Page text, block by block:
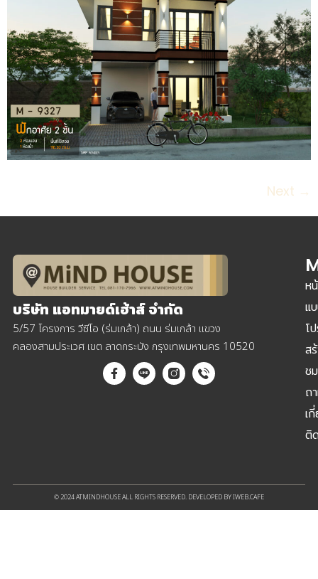
Next →
บริษัท แอทมายด์เฮ้าส์ จำกัด
5/57 โครงการ วีซีโอ (ร่มเกล้า) ถนน ร่มเกล้า แขวง
คลองสามประเวศ เขต ลาดกระบัง กรุงเทพมหานคร 10520
ห
แ
โ
ส
ช
ถ
เ
ติ
© 2024 ATMINDHOUSE ALL RIGHTS RESERVED. DEVELOPED BY IWEB.CAFE